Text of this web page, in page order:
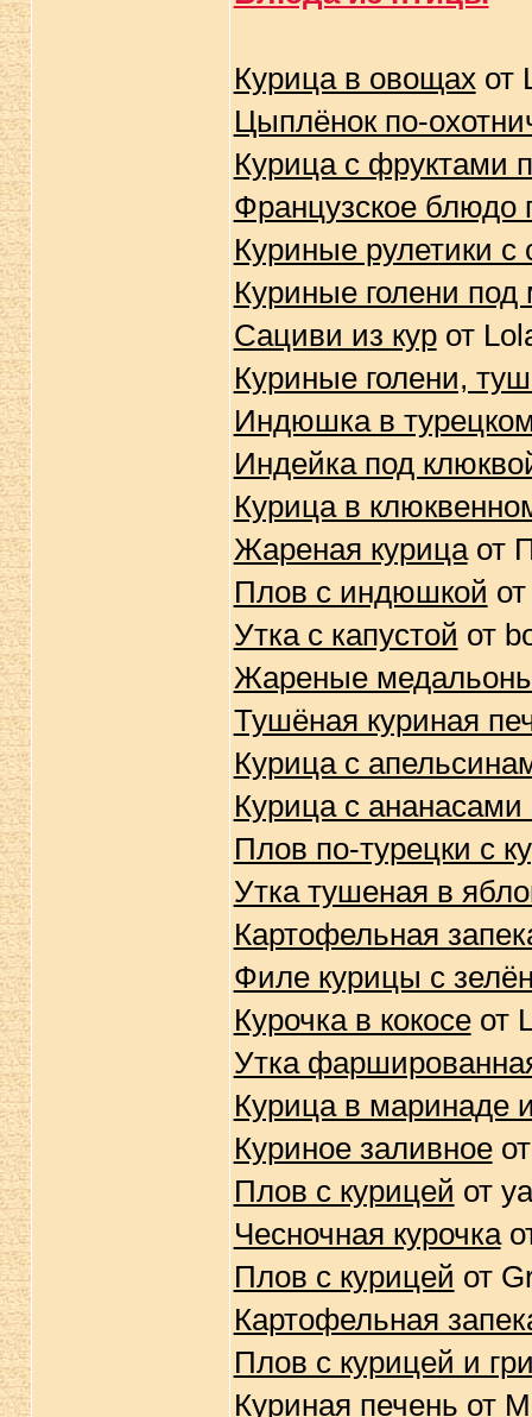
Курица в овощахот
Цыплёнок по-
Курица с фруктами
Французское блюдо
Куриные рулетики
Куриные голени
Сациви из курот
Куриные голени,
Индюшка в
Индейка под
Курица в
Жареная курицаот
Плов с индюшкой
Утка с капустой от
Жареные
Тушёная куриная
Курица с
Курица с
Плов по-турецки с
Утка тушеная в
Картофельная
Филе курицы с
Курочка в кокосеот
Утка
Курица в маринаде
Куриное заливное
Плов с курицей от
Чесночная курочка
Плов с курицей от
Картофельная
Плов с курицей и
Куриная печень от